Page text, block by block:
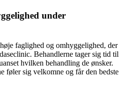
under
faglighed og omhyggelighed, der
Behandlerne tager sig tid til
hvilken behandling de ønsker.
føler sig velkomne og får den bedste